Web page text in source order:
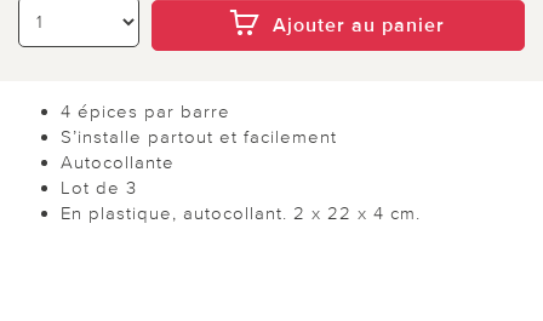
Ajouter au panier
4 épices par barre
S’installe partout et facilement
Autocollante
Lot de 3
En plastique, autocollant. 2 x 22 x 4 cm.